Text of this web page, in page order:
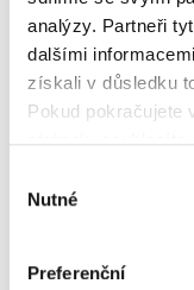
analýzy. Partneři
dalšími
získali v důsledku
Pokud pokračujete
souhlasu
Nutné
Preferenční
Měsíční paušální
poplatek
V síti VoIP-Line +
Pevné linky silný